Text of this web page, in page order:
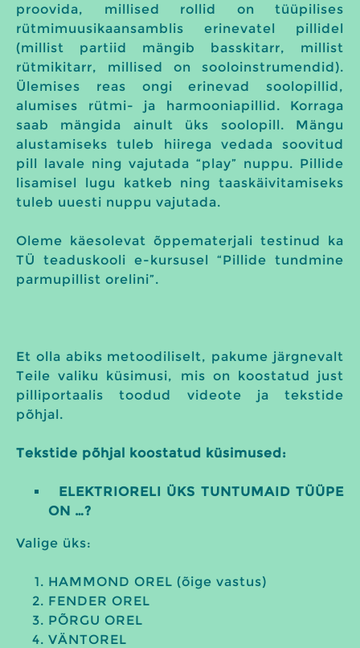
proovida, millised rollid on tüüpilises
rütmimuusikaansamblis erinevatel pillidel
(millist partiid mängib basskitarr, millist
rütmikitarr, millised on sooloinstrumendid).
Ülemises reas ongi erinevad soolopillid,
alumises rütmi- ja harmooniapillid. Korraga
saab mängida ainult üks soolopill. Mängu
alustamiseks tuleb hiirega vedada soovitud
pill lavale ning vajutada “play” nuppu. Pillide
lisamisel lugu katkeb ning taaskäivitamiseks
tuleb uuesti nuppu vajutada.
Oleme käesolevat õppematerjali testinud ka
TÜ teaduskooli e-kursusel “Pillide tundmine
parmupillist orelini”.
Et olla abiks metoodiliselt, pakume järgnevalt
Teile valiku küsimusi, mis on koostatud just
pilliportaalis toodud videote ja tekstide
põhjal.
Tekstide põhjal koostatud küsimused:
ELEKTRIORELI ÜKS TUNTUMAID TÜÜPE
ON …?
Valige üks:
HAMMOND OREL (õige vastus)
FENDER OREL
PÕRGU OREL
VÄNTOREL